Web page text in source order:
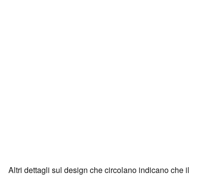
Altri dettagli sul design che circolano indicano che il